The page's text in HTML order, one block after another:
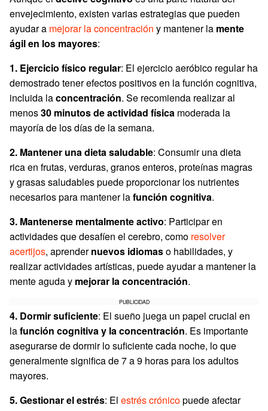
envejecimiento, existen varias estrategias que pueden
ayudar a mejorar la concentración y mantener la mente
ágil en los mayores:
1. Ejercicio físico regular: El ejercicio aeróbico regular ha
demostrado tener efectos positivos en la función cognitiva,
incluida laconcentración. Se recomienda realizar al
menos30 minutos de actividad física moderada la
mayoría de los días de la semana.
2. Mantener una dieta saludable: Consumir una dieta
rica en frutas, verduras, granos enteros, proteínas magras
y grasas saludables puede proporcionar los nutrientes
necesarios para mantener lafunción cognitiva.
3. Mantenerse mentalmente activo: Participar en
actividades que desafíen el cerebro, como resolver
acertijos, aprendernuevos idiomaso habilidades, y
realizar actividades artísticas, puede ayudar a mantener la
mente aguda y mejorar la concentración.
PUBLICIDAD
4. Dormir suficiente: El sueño juega un papel crucial en
lafunción cognitiva y la concentración. Es importante
asegurarse de dormir lo suficiente cada noche, lo que
generalmente significa de 7 a 9 horas para los adultos
mayores.
5. Gestionar el estrés: El estrés crónicopuede afectar